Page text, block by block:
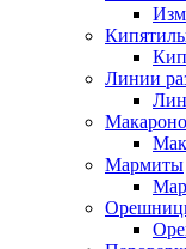
Линии
Мармиты